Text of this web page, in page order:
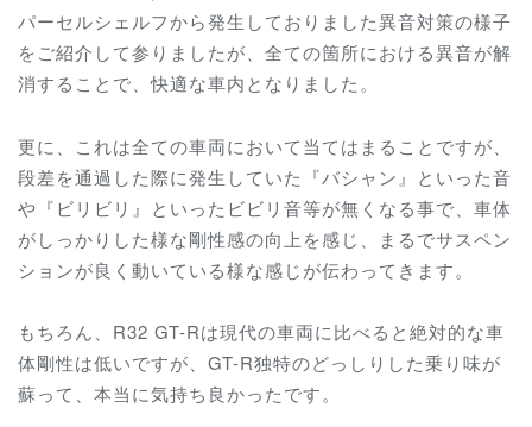
パーセルシェルフから発生しておりました異音対策の様子
をご紹介して参りましたが、全ての箇所における異音が解
消することで、快適な車内となりました。
更に、これは全ての車両において当てはまることですが、
段差を通過した際に発生していた『バシャン』といった音
や『ビリビリ』といったビビリ音等が無くなる事で、車体
がしっかりした様な剛性感の向上を感じ、まるでサスペン
ションが良く動いている様な感じが伝わってきます。
もちろん、R32 GT-Rは現代の車両に比べると絶対的な車
体剛性は低いですが、GT-R独特のどっしりした乗り味が
蘇って、本当に気持ち良かったです。